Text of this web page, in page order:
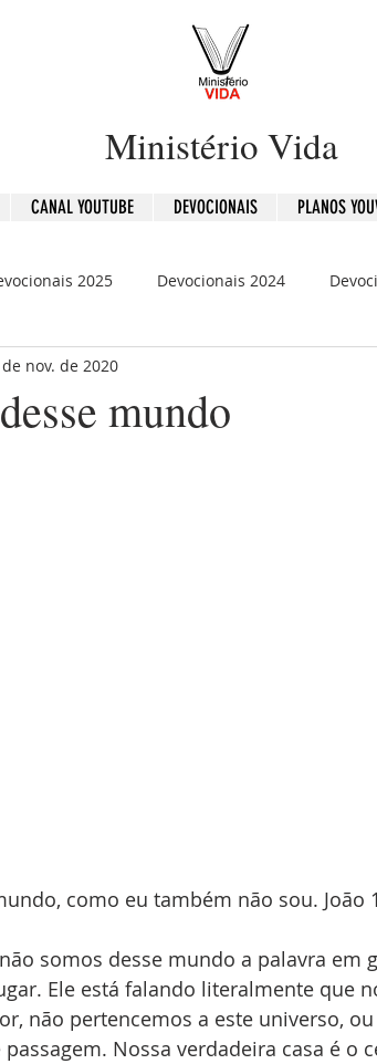
Ministério Vida
CANAL YOUTUBE DEVOCIONAIS PLANOS
2025 Devocionais 2024
120 Dias - Leitura Bíblica
mundo
nov. de 2020
como eu também não sou. João
somos desse mundo a palavra em
Ele está falando literalmente que
não pertencemos a este universo,
Nossa verdadeira casa é o